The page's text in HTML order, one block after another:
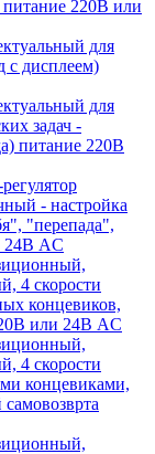
220В или
для
дисплеем)
для
задач -
питание 220В
- настройка
"перепада",
24В AC
4 скорости
концевиков,
или 24В AC
4 скорости
концевиками,